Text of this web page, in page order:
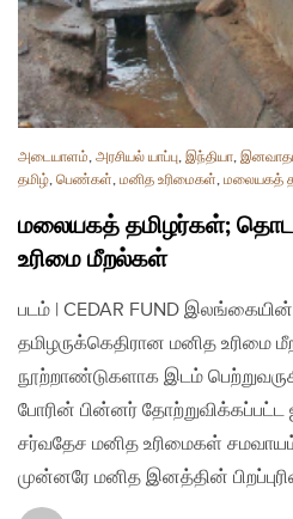
அடையாளம், அரசியல் யாப்பு, இந்தியா,
தமிழ், பெண்கள், மனித உரிமைகள், மலையகத்
மலையகத் தமிழர்கள்;
உரிமை மீறல்கள்
படம் | CEDAR FUND
தமிழருக்கெதிரான மனித உரிமை
நூற்றாண்டுகளாக இடம்
போரின் பின்னர்
சர்வதேச மனித உரிமைகள் சமவாயம்
முன்னரே மனித இனத்தின்